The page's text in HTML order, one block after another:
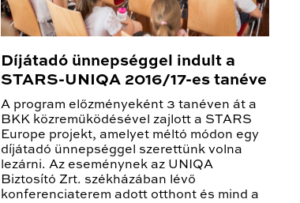
Díjátadó ünnepséggel indult a
STARS-UNIQA 2016/17-es tanéve
A program előzményeként 3 tanéven át a
BKK közreműködésével zajlott a STARS
Europe projekt, amelyet méltó módon egy
díjátadó ünnepséggel szerettünk volna
lezárni. Az eseménynek az UNIQA
Biztosító Zrt. székházában lévő
konferenciaterem adott otthont és mind a